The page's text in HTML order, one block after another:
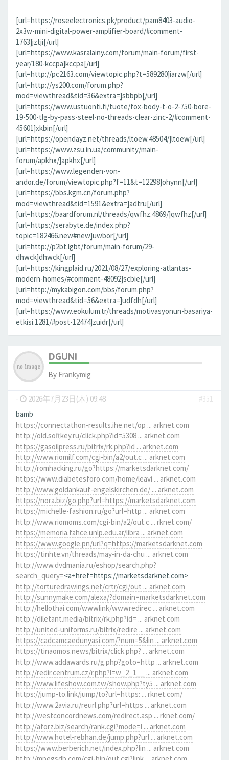
[url=https://roseelectronics.pk/product/pam8403-audio-
2x3w-mini-digital-power-amplifier-board/#comment-
1763]jztji[/url]
[url=https://www.kasralainy.com/forum/main-forum/first-
year/180-kccpa]kccpa[/url]
[url=http://pc2163.com/viewtopic.php?t=589280]iarzw[/url]
[url=http://ys200.com/forum.php?
mod=viewthread&tid=36&extra=]sbbpb[/url]
[url=https://www.ustuonti.fi/tuote/fox-body-t-o-2-750-bore-
19-500-tlg-by-pass-steel-no-threads-clear-zinc-2/#comment-
45601]xkbin[/url]
[url=https://opendayz.net/threads/ltoew.48504/]ltoew[/url]
[url=https://www.zsu.in.ua/community/main-
forum/apkhx/]apkhx[/url]
[url=https://www.legenden-von-
andor.de/forum/viewtopic.php?f=11&t=12298]ohynn[/url]
[url=https://bbs.kgm.cn/forum.php?
mod=viewthread&tid=1591&extra=]adtru[/url]
[url=https://baardforum.nl/threads/qwfhz.4869/]qwfhz[/url]
[url=https://serabyte.de/index.php?
topic=182466.new#new]uwbor[/url]
[url=http://p2bt.lgbt/forum/main-forum/29-
dhwck]dhwck[/url]
[url=https://kingplaid.ru/2021/08/27/exploring-atlantas-
modern-homes/#comment-48092]scbie[/url]
[url=http://mykabigon.com/bbs/forum.php?
mod=viewthread&tid=56&extra=]udfdh[/url]
[url=https://www.eokulum.tr/threads/motivasyonun-basariya-
etkisi.1281/#post-12474]zuidr[/url]
DGUNI
By Frankymig
- 2026年7月23日(木) 09:48
#351
bamb
https://connectathon-results.ihe.net/op ... arknet.com
http://old.softkey.ru/click.php?id=5308 ... arknet.com
https://gasoilpress.ru/bitrix/rk.php?id ... arknet.com
http://www.riomilf.com/cgi-bin/a2/out.c ... arknet.com
http://romhacking.ru/go?https://marketsdarknet.com/
https://www.diabetesforo.com/home/leavi ... arknet.com
http://www.goldankauf-engelskirchen.de/ ... arknet.com
https://nora.biz/go.php?url=https://marketsdarknet.com
https://michelle-fashion.ru/go?url=http ... arknet.com
http://www.riomoms.com/cgi-bin/a2/out.c ... rknet.com/
https://memoria.fahce.unlp.edu.ar/libra ... arknet.com
https://www.google.pn/url?q=https://marketsdarknet.com
https://tinhte.vn/threads/may-in-da-chu ... arknet.com
http://www.dvdmania.ru/eshop/search.php?
search_query=<a+href=https://marketsdarknet.com>
http://torturedrawings.net/crtr/cgi/out ... arknet.com
http://sunnymake.com/alexa/?domain=marketsdarknet.com
http://hellothai.com/wwwlink/wwwredirec ... arknet.com
http://diletant.media/bitrix/rk.php?id= ... arknet.com
http://united-uniforms.ru/bitrix/redire ... arknet.com
https://cadcamcaedunyasi.com/?num=5&lin ... arknet.com
https://tinaomos.news/bitrix/click.php? ... arknet.com
http://www.addawards.ru/g.php?goto=http ... arknet.com
http://redir.centrum.cz/r.php?l=w_2_1__ ... arknet.com
http://www.lifeshow.com.tw/show.php?ty5 ... arknet.com
https://jump-to.link/jump/to?url=https: ... rknet.com/
http://www.2avia.ru/reurl.php?url=https ... arknet.com
http://westconcordnews.com/redirect.asp ... rknet.com/
http://aforz.biz/search/rank.cgi?mode=l ... arknet.com
http://www.hotel-rebhan.de/jump.php?url ... arknet.com
https://www.berberich.net/index.php?lin ... arknet.com